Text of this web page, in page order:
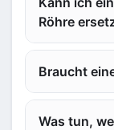
Röhre
Braucht
Was tun,